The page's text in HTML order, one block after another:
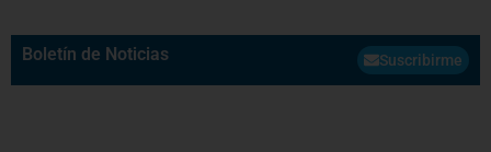
Boletín de Noticias Suscribirme